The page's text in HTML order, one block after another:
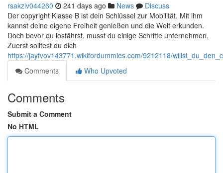
rsakzlv044260 241 days ago News
Discuss
Der copyright Klasse B ist dein Schlüssel zur Mobilität. Mit ihm
kannst deine eigene Freiheit genießen und die Welt erkunden.
Doch bevor du losfährst, musst du einige Schritte unternehmen.
Zuerst solltest du dich
https://jayfvov143771.wikifordummies.com/9212118/
Comments
Who Upvoted
Comments
Submit a Comment
No HTML